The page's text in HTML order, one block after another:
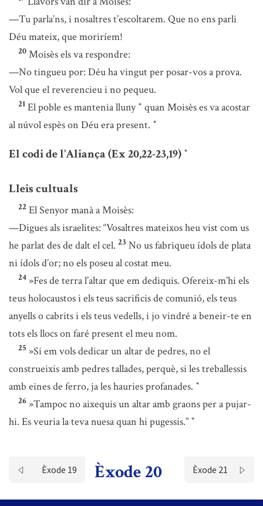
—Tu parla’ns, i nosaltres t’escoltarem. Que no ens parli
Déu mateix, que moriríem!
20 Moisès els va respondre:
—No tingueu por: Déu ha vingut per posar-vos a prova.
Vol que el reverencieu i no pequeu.
21 El poble es mantenia lluny * quan Moisès es va acostar
al núvol espès on Déu era present. *
El codi de l’Aliança (Ex 20,22-23,19) *
Lleis cultuals
22 El Senyor manà a Moisès:
—Digues als israelites: “Vosaltres mateixos heu vist com us
he parlat des de dalt el cel. 23 No us fabriqueu ídols de plata
ni ídols d’or; no els poseu al costat meu.
24 »Fes de terra l’altar que em dediquis. Ofereix-m’hi els
teus holocaustos i els teus sacrificis de comunió, els teus
anyells o cabrits i els teus vedells, i jo vindré a beneir-te en
tots els llocs on faré present el meu nom.
25 »Si em vols dedicar un altar de pedres, no el
construeixis amb pedres tallades, perquè, si les treballessis
amb eines de ferro, ja les hauries profanades. *
26 »Tampoc no aixequis un altar amb graons per a pujar-
hi. Es veuria la teva nuesa quan hi pugessis.” *
Èxode 19 Èxode 20 Èxode 21